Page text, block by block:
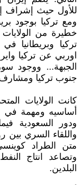
للأول حيث إشراف
ومع تركيا بوجود
خطيرة من الولايات
تركيا وبريطانيا
اوربي عن تركيا
الجبهة... ووجود
جنوب تركيا ومشارف
كانت الولايات
متن الطراد
وتصاعد انتاج
البلدين.